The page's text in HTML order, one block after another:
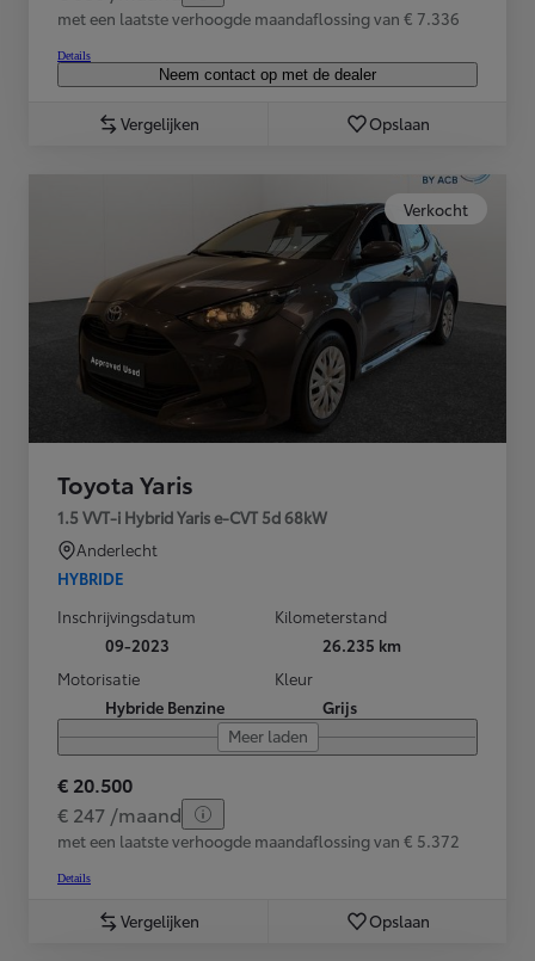
met een laatste verhoogde maandaflossing van € 7.336
Details
Neem contact op met de dealer
Vergelijken Opslaan
Verkocht
Toyota Yaris
1.5 VVT-i Hybrid Yaris e-CVT 5d 68kW
Anderlecht
HYBRIDE
Inschrijvingsdatum
09-2023
Kilometerstand
26.235 km
Motorisatie
Hybride Benzine
Kleur
Grijs
Meer laden
€ 20.500
€ 247 /maand
met een laatste verhoogde maandaflossing van € 5.372
Details
Vergelijken Opslaan